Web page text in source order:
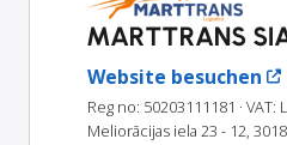
MARTTRANS
Website besuchen
Reg no: 50203111181 · VAT:
Meliorācijas iela 23 - 12,